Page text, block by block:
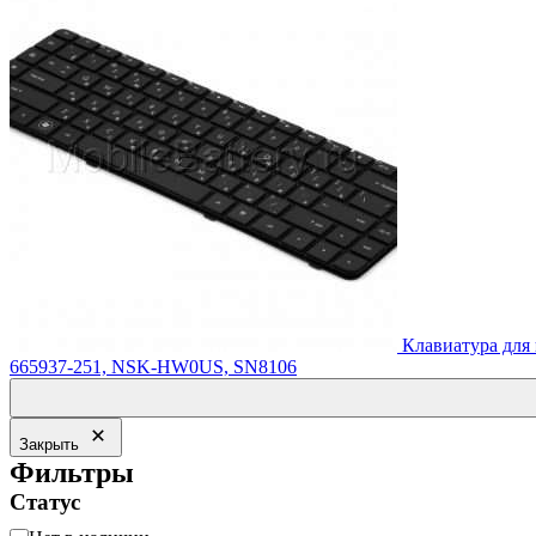
Клавиатура
665937-251, NSK-HW0US, SN8106
Закрыть
Фильтры
Статус